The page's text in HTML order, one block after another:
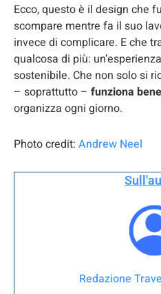
Ecco, questo è il design che
scompare mentre fa il suo
invece di complicare. E che
qualcosa di più:
sostenibile. Che non solo si
– soprattutto – funziona bene
organizza ogni giorno.
Photo credit: Andrew Neel
Redazione